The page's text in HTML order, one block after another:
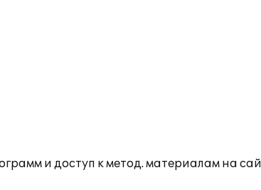
и доступ к метод. материалам на